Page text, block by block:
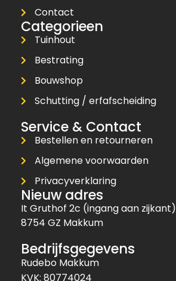
Contact
Categorieen
Tuinhout
Bestrating
Bouwshop
Schutting / erfafscheiding
Service & Contact
Bestellen en retourneren
Algemene voorwaarden
Privacyverklaring
Nieuw adres
It Gruthof 2c (ingang aan zijkant)
8754 GZ Makkum
Bedrijfsgegevens
Rudebo Makkum
KVK: 80774024